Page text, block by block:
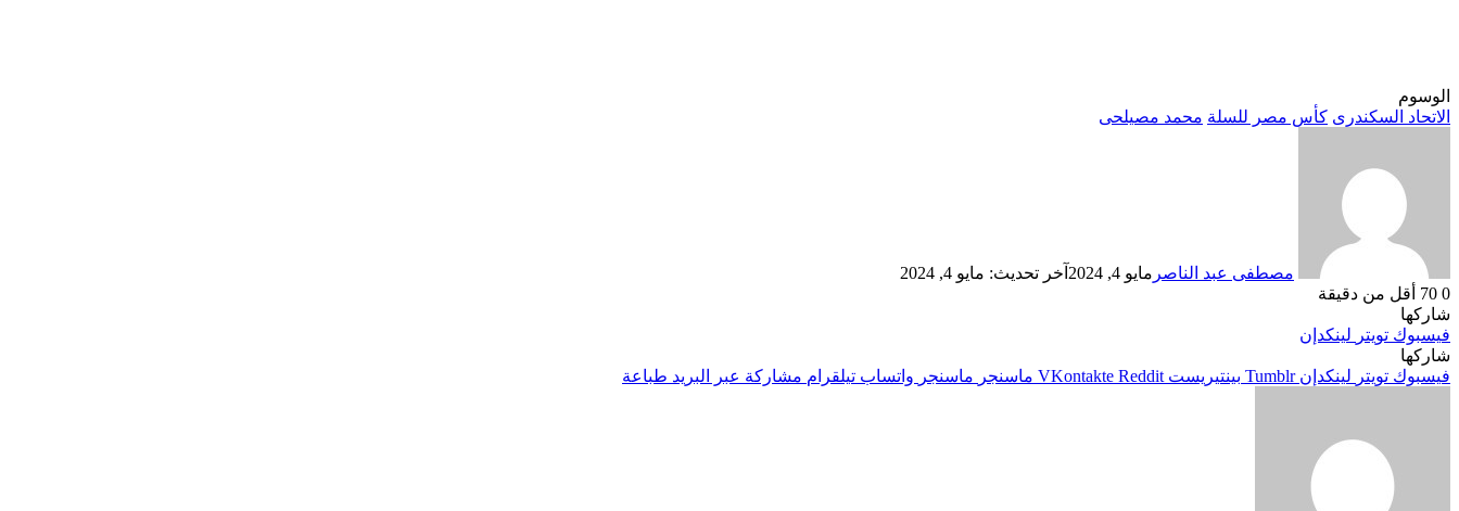
الوسوم
الاتحاد السكندرى كأس مصر للسلة محمد مصيلحى
مصطفى عبد الناصر مايو 4, 2024
آخر تحديث: مايو 4, 2024
0
أقل من دقيقة
شاركها
فيسبوك تويتر لينكدإن
شاركها
فيسبوك تويتر لينكدإن بينتيريست ماسنجر ماسنجر واتساب تيلقرام مشاركة عبر البريد طباعة